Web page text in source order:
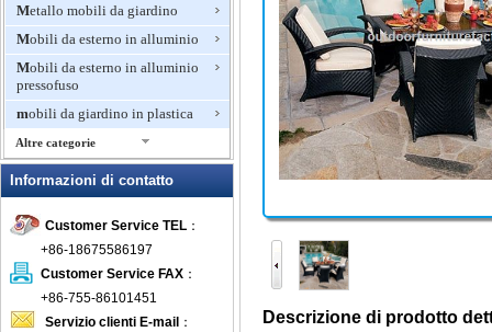
Metallo mobili da giardino
Mobili da esterno in alluminio
Mobili da esterno in alluminio
pressofuso
mobili da giardino in plastica
Altre categorie
Mobili da giardino in rattan
Mobili di bambù per esterni
Mobili di lusso per esterni
mobili in legno per esterni
Mobili in teak
Mosaico mobili da giardino
Informazioni di contatto
Customer Service TEL ：
+86-18675586197
Customer Service FAX ：
+86-755-86101451
Servizio clienti E-mail ：
Descrizione di prodotto